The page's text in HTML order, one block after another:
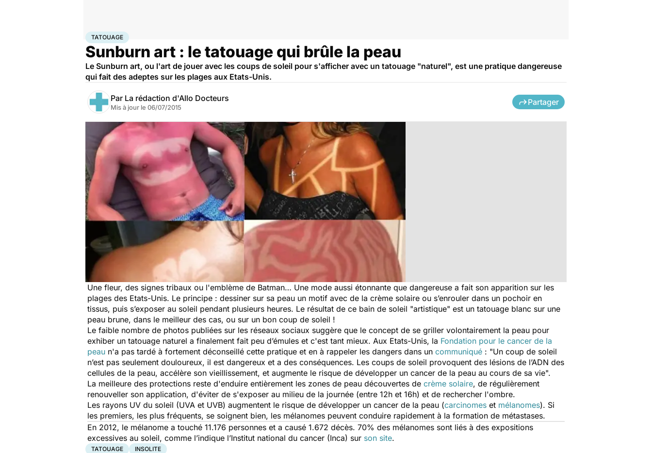
AccueilSantéMaladies
TATOUAGE
Sunburn art : le tatouage qui brûle la peau
Le Sunburn art, ou l'art de jouer avec les coups de soleil pour s'afficher avec un tatouage "naturel", est une pratique dangereuse
qui fait des adeptes sur les plages aux Etats-Unis.
Par La rédaction d'Allo Docteurs
Mis à jour le 06/07/2015
Partager
Une fleur, des signes tribaux ou l'emblème de Batman… Une mode aussi étonnante que dangereuse a fait son apparition sur les
plages des Etats-Unis. Le principe : dessiner sur sa peau un motif avec de la crème solaire ou s’enrouler dans un pochoir en
tissus, puis s’exposer au soleil pendant plusieurs heures. Le résultat de ce bain de soleil "artistique" est un tatouage blanc sur une
peau brune, dans le meilleur des cas, ou sur un bon coup de soleil !
Le faible nombre de photos publiées sur les réseaux sociaux suggère que le concept de se griller volontairement la peau pour
exhiber un tatouage naturel a finalement fait peu d’émules et c'est tant mieux. Aux Etats-Unis, la Fondation pour le cancer de la
peau n'a pas tardé à fortement déconseillé cette pratique et en à rappeler les dangers dans un communiqué : "Un coup de soleil
n’est pas seulement douloureux, il est dangereux et a des conséquences. Les coups de soleil provoquent des lésions de l’ADN des
cellules de la peau, accélère son vieillissement, et augmente le risque de développer un cancer de la peau au cours de sa vie".
La meilleure des protections reste d'enduire entièrement les zones de peau découvertes de crème solaire, de régulièrement
renouveller son application, d'éviter de s'exposer au milieu de la journée (entre 12h et 16h) et de rechercher l'ombre.
Les rayons UV du soleil (UVA et UVB) augmentent le risque de développer un cancer de la peau (carcinomes et mélanomes). Si
les premiers, les plus fréquents, se soignent bien, les mélanomes peuvent conduire rapidement à la formation de métastases.
En 2012, le mélanome a touché 11.176 personnes et a causé 1.672 décès. 70% des mélanomes sont liés à des expositions
excessives au soleil, comme l’indique l’Institut national du cancer (Inca) sur son site.
TATOUAGE INSOLITE